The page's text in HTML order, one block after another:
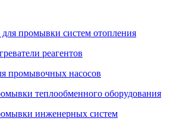
промывки систем отопления
реагентов
промывочных насосов
теплообменного оборудования
инженерных систем